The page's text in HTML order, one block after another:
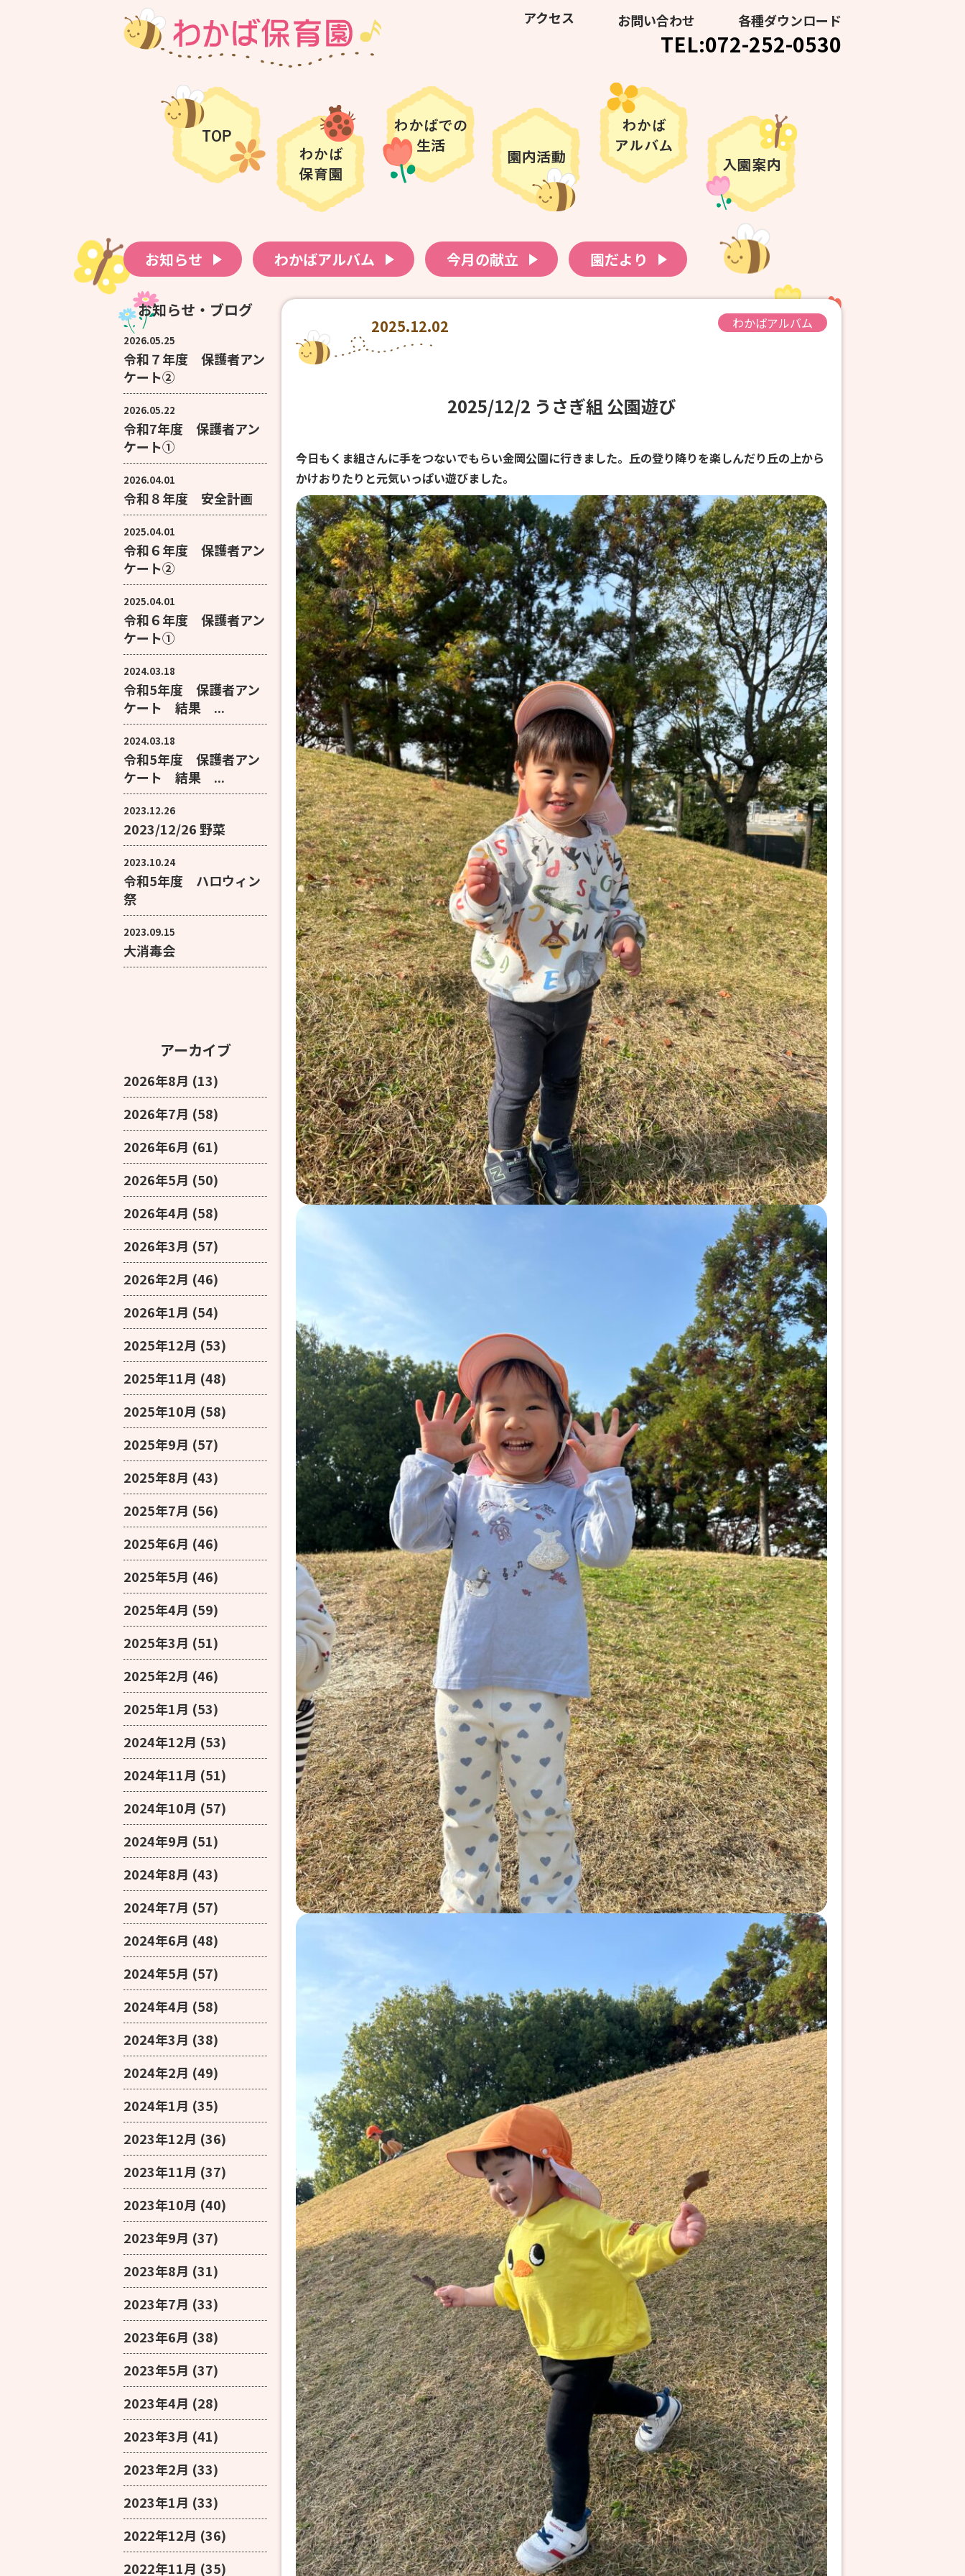
アクセス お問い合わせ 各種ダウンロード
TEL:072-252-0530
お知らせ わかばアルバム 今月の献立 園だより
お知らせ・ブログ
2026.05.25
令和７年度 保護者アン
ケート②
2026.05.22
令和7年度 保護者アン
ケート①
2026.04.01
令和８年度 安全計画
2025.04.01
令和６年度 保護者アン
ケート②
2025.04.01
令和６年度 保護者アン
ケート①
2024.03.18
令和5年度 保護者アン
ケート 結果 ...
2024.03.18
令和5年度 保護者アン
ケート 結果 ...
2023.12.26
2023/12/26 野菜
2023.10.24
令和5年度 ハロウィン
祭
2023.09.15
大消毒会
アーカイブ
2026年8月 (13)
2026年7月 (58)
2026年6月 (61)
2026年5月 (50)
2026年4月 (58)
2026年3月 (57)
2026年2月 (46)
2026年1月 (54)
2025年12月 (53)
2025年11月 (48)
2025年10月 (58)
2025年9月 (57)
2025年8月 (43)
2025年7月 (56)
2025年6月 (46)
2025年5月 (46)
2025年4月 (59)
2025年3月 (51)
2025年2月 (46)
2025年1月 (53)
2024年12月 (53)
2024年11月 (51)
2024年10月 (57)
2024年9月 (51)
2024年8月 (43)
2024年7月 (57)
2024年6月 (48)
2024年5月 (57)
2024年4月 (58)
2024年3月 (38)
2024年2月 (49)
2024年1月 (35)
2023年12月 (36)
2023年11月 (37)
2023年10月 (40)
2023年9月 (37)
2023年8月 (31)
2023年7月 (33)
2023年6月 (38)
2023年5月 (37)
2023年4月 (28)
2023年3月 (41)
2023年2月 (33)
2023年1月 (33)
2022年12月 (36)
2022年11月 (35)
2025.12.02 わかばアルバム
2025/12/2 うさぎ組 公園遊び
今日もくま組さんに手をつないでもらい金岡公園に行きました。丘の登り降りを楽しんだり丘の上から
かけおりたりと元気いっぱい遊びました。